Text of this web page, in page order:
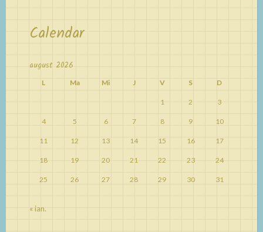
Calendar
august 2026
L Ma Mi J V S D
1 2 3
4 5 6 7 8 9 10
11 12 13 14 15 16 17
18 19 20 21 22 23 24
25 26 27 28 29 30 31
« ian.